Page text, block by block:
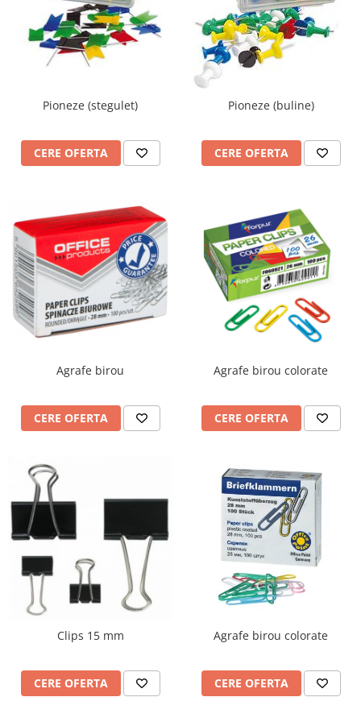
Videoproiectoare si Accesorii
Videoproiectoare
Accesorii
Videoconferinta si Colaborare
Boxe si Soundbar
Kit Robotic Educational
Software Educational
Oferta Mobilier Clasa
Table/Display-uri Interactive
Table Interactive
Display-uri Interactive
Videoproiectoare si Echipamente IT
Videoproiectoare
Videoproiectoare
Videoproiectoare
Ecrane Proiectie
Laptopuri si Accesorii
Laptopuri
Accesorii Laptopuri
All in One/PC
All in One
Periferice PC
Conectivitate si Accesorii
Tablete si Accesorii
Pioneze (stegulet)
CERE OFERTA
Pioneze (buline)
CERE OFERTA
Agrafe birou
CERE OFERTA
Agrafe birou colorate
CERE OFERTA
Clips 15 mm
CERE OFERTA
Agrafe birou colorate
CERE OFERTA